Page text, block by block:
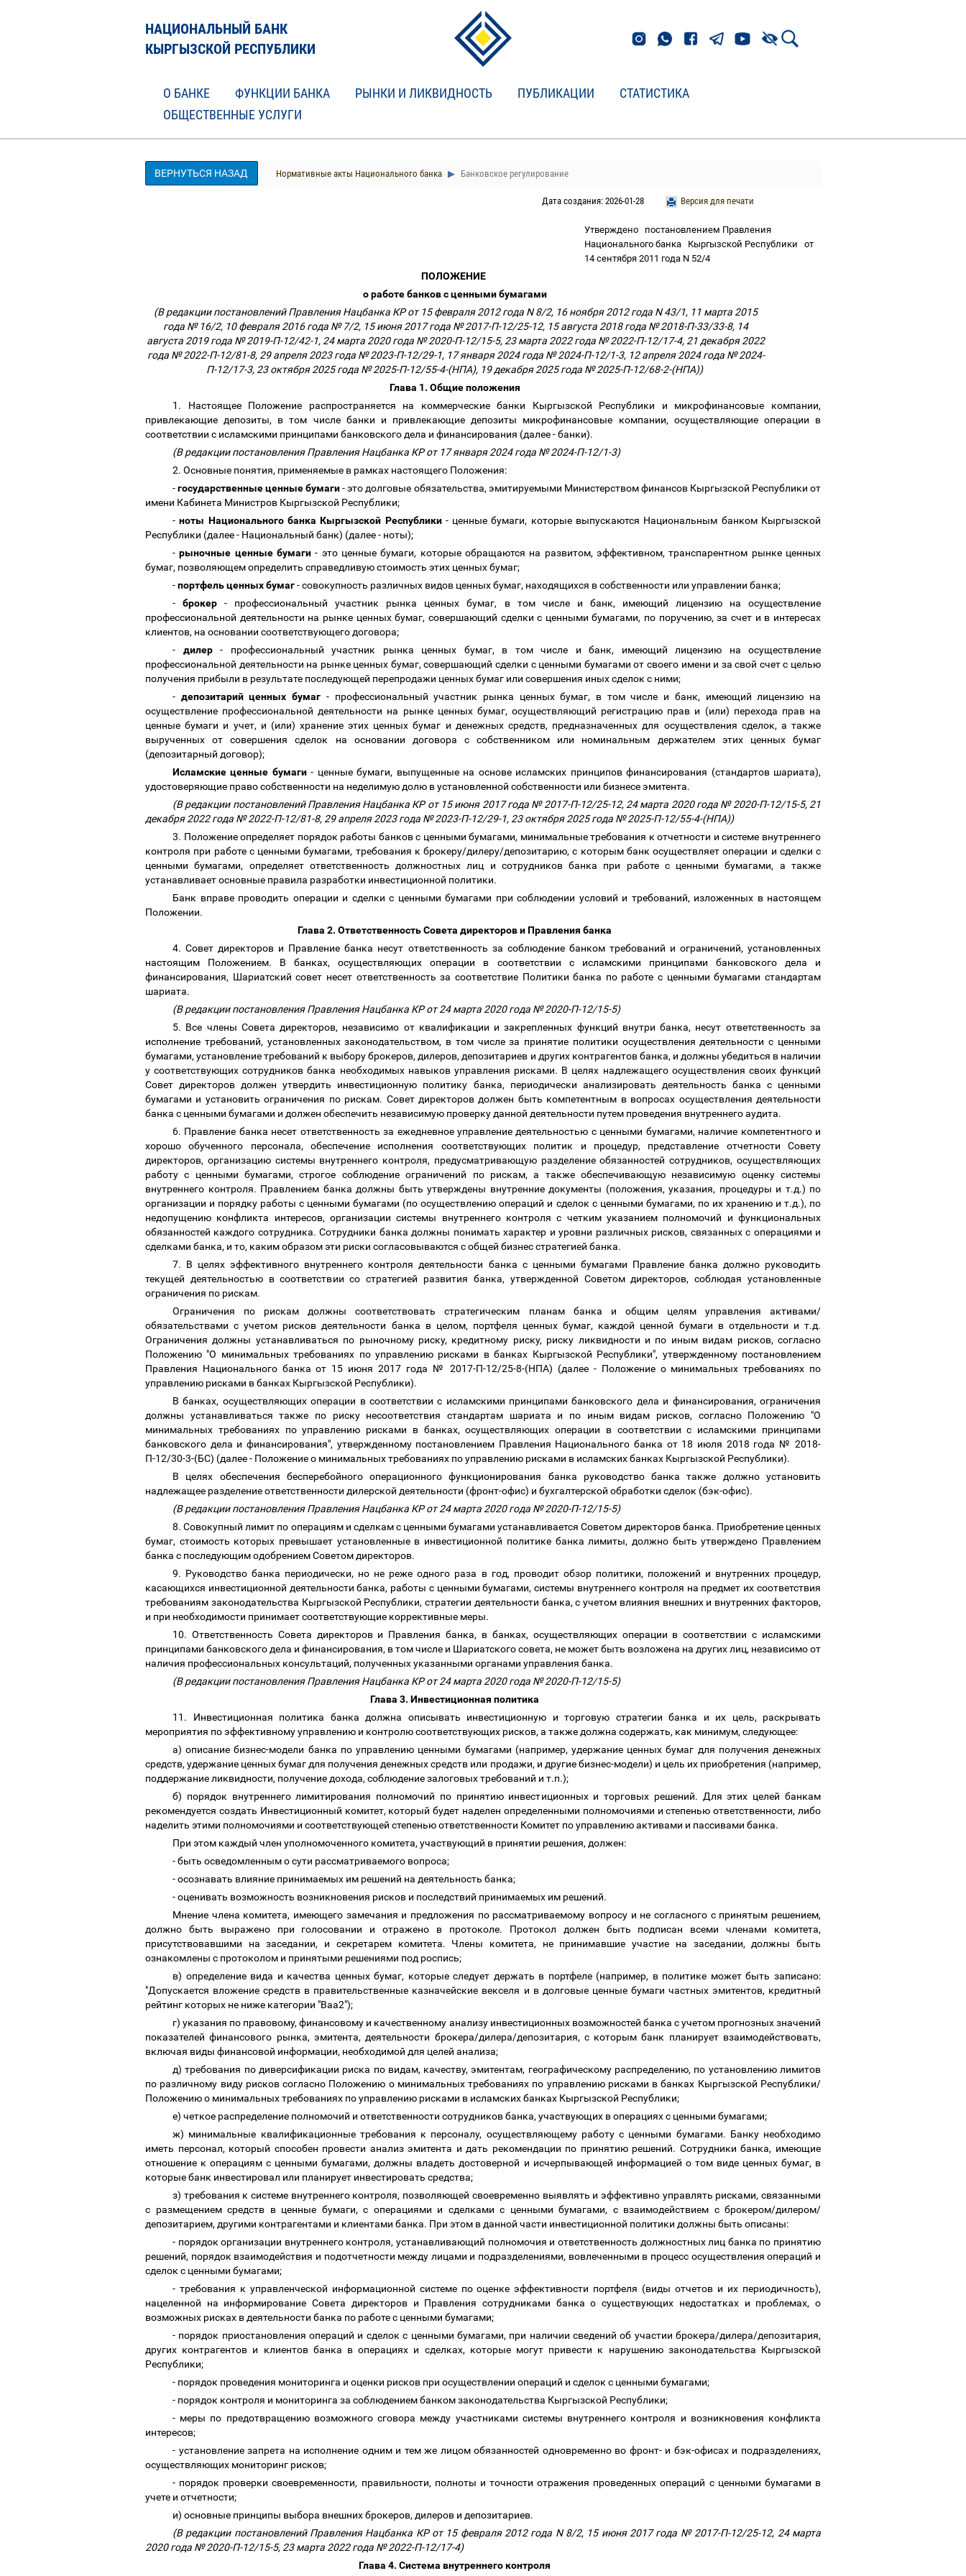
НАЦИОНАЛЬНЫЙ БАНК
КЫРГЫЗСКОЙ РЕСПУБЛИКИ
О БАНКЕ ФУНКЦИИ БАНКА РЫНКИ И ЛИКВИДНОСТЬ ПУБЛИКАЦИИ
СТАТИСТИКА
ОБЩЕСТВЕННЫЕ УСЛУГИ
ВЕРНУТЬСЯ НАЗАД Нормативные акты Национального банка Банковское регулирование
Версия для печати
Дата создания: 2026-01-28
Утверждено
постановлением Правления
Национального банка
Кыргызской Республики
от
14 сентября 2011 года N 52/4
ПОЛОЖЕНИЕ
о работе банков с ценными бумагами
(В редакции постановлений Правления Нацбанка КР от 15 февраля 2012 года N 8/2, 16 ноября 2012 года N 43/1, 11 марта 2015
года № 16/2, 10 февраля 2016 года № 7/2, 15 июня 2017 года № 2017-П-12/25-12, 15 августа 2018 года № 2018-П-33/33-8, 14
августа 2019 года № 2019-П-12/42-1, 24 марта 2020 года № 2020-П-12/15-5, 23 марта 2022 года № 2022-П-12/17-4, 21 декабря 2022
года № 2022-П-12/81-8, 29 апреля 2023 года № 2023-П-12/29-1, 17 января 2024 года № 2024-П-12/1-3, 12 апреля 2024 года № 2024-
П-12/17-3, 23 октября 2025 года № 2025-П-12/55-4-(НПА), 19 декабря 2025 года № 2025-П-12/68-2-(НПА))
Глава 1. Общие положения
1. Настоящее Положение распространяется на коммерческие банки Кыргызской Республики и микрофинансовые компании,
привлекающие депозиты, в том числе банки и привлекающие депозиты микрофинансовые компании, осуществляющие операции в
соответствии с исламскими принципами банковского дела и финансирования (далее - банки).
(В редакции постановления Правления Нацбанка КР от 17 января 2024 года № 2024-П-12/1-3)
2. Основные понятия, применяемые в рамках настоящего Положения:
-государственные ценные бумаги- это долговые обязательства, эмитируемыми Министерством финансов Кыргызской Республики от
имени Кабинета Министров Кыргызской Республики;
-ноты Национального банка Кыргызской Республики- ценные бумаги, которые выпускаются Национальным банком Кыргызской
Республики (далее - Национальный банк) (далее - ноты);
-рыночные ценные бумаги - это ценные бумаги, которые обращаются на развитом, эффективном, транспарентном рынке ценных
бумаг, позволяющем определить справедливую стоимость этих ценных бумаг;
-портфель ценных бумаг- совокупность различных видов ценных бумаг, находящихся в собственности или управлении банка;
-брокер - профессиональный участник рынка ценных бумаг, в том числе и банк, имеющий лицензию на осуществление
профессиональной деятельности на рынке ценных бумаг, совершающий сделки с ценными бумагами, по поручению, за счет и в интересах
клиентов, на основании соответствующего договора;
- дилер- профессиональный участник рынка ценных бумаг, в том числе и банк, имеющий лицензию на осуществление
профессиональной деятельности на рынке ценных бумаг, совершающий сделки с ценными бумагами от своего имени и за свой счет с целью
получения прибыли в результате последующей перепродажи ценных бумаг или совершения иных сделок с ними;
- депозитарий ценных бумаг - профессиональный участник рынка ценных бумаг, в том числе и банк, имеющий лицензию на
осуществление профессиональной деятельности на рынке ценных бумаг, осуществляющий регистрацию прав и (или) перехода прав на
ценные бумаги и учет, и (или) хранение этих ценных бумаг и денежных средств, предназначенных для осуществления сделок, а также
вырученных от совершения сделок на основании договора с собственником или номинальным держателем этих ценных бумаг
(депозитарный договор);
Исламские ценные бумаги- ценные бумаги, выпущенные на основе исламских принципов финансирования (стандартов шариата),
удостоверяющие право собственности на неделимую долю в установленной собственности или бизнесе эмитента.
(В редакции постановлений Правления Нацбанка КР от 15 июня 2017 года № 2017-П-12/25-12, 24 марта 2020 года № 2020-П-12/15-5, 21
декабря 2022 года № 2022-П-12/81-8, 29 апреля 2023 года № 2023-П-12/29-1, 23 октября 2025 года № 2025-П-12/55-4-(НПА))
3. Положение определяет порядок работы банков с ценными бумагами, минимальные требования к отчетности и системе внутреннего
контроля при работе с ценными бумагами, требования к брокеру/дилеру/депозитарию, с которым банк осуществляет операции и сделки с
ценными бумагами, определяет ответственность должностных лиц и сотрудников банка при работе с ценными бумагами, а также
устанавливает основные правила разработки инвестиционной политики.
Банк вправе проводить операции и сделки с ценными бумагами при соблюдении условий и требований, изложенных в настоящем
Положении.
Глава 2. Ответственность Совета директоров и Правления банка
4. Совет директоров и Правление банка несут ответственность за соблюдение банком требований и ограничений, установленных
настоящим Положением. В банках, осуществляющих операции в соответствии с исламскими принципами банковского дела и
финансирования, Шариатский совет несет ответственность за соответствие Политики банка по работе с ценными бумагами стандартам
шариата.
(В редакции постановления Правления Нацбанка КР от 24 марта 2020 года № 2020-П-12/15-5)
5. Все члены Совета директоров, независимо от квалификации и закрепленных функций внутри банка, несут ответственность за
исполнение требований, установленных законодательством, в том числе за принятие политики осуществления деятельности с ценными
бумагами, установление требований к выбору брокеров, дилеров, депозитариев и других контрагентов банка, и должны убедиться в наличии
у соответствующих сотрудников банка необходимых навыков управления рисками. В целях надлежащего осуществления своих функций
Совет директоров должен утвердить инвестиционную политику банка, периодически анализировать деятельность банка с ценными
бумагами и установить ограничения по рискам. Совет директоров должен быть компетентным в вопросах осуществления деятельности
банка с ценными бумагами и должен обеспечить независимую проверку данной деятельности путем проведения внутреннего аудита.
6. Правление банка несет ответственность за ежедневное управление деятельностью с ценными бумагами, наличие компетентного и
хорошо обученного персонала, обеспечение исполнения соответствующих политик и процедур, представление отчетности Совету
директоров, организацию системы внутреннего контроля, предусматривающую разделение обязанностей сотрудников, осуществляющих
работу с ценными бумагами, строгое соблюдение ограничений по рискам, а также обеспечивающую независимую оценку системы
внутреннего контроля. Правлением банка должны быть утверждены внутренние документы (положения, указания, процедуры и т.д.) по
организации и порядку работы с ценными бумагами (по осуществлению операций и сделок с ценными бумагами, по их хранению и т.д.), по
недопущению конфликта интересов, организации системы внутреннего контроля с четким указанием полномочий и функциональных
обязанностей каждого сотрудника. Сотрудники банка должны понимать характер и уровни различных рисков, связанных с операциями и
сделками банка, и то, каким образом эти риски согласовываются с общей бизнес стратегией банка.
7. В целях эффективного внутреннего контроля деятельности банка с ценными бумагами Правление банка должно руководить
текущей деятельностью в соответствии со стратегией развития банка, утвержденной Советом директоров, соблюдая установленные
ограничения по рискам.
Ограничения по рискам должны соответствовать стратегическим планам банка и общим целям управления активами/
обязательствами с учетом рисков деятельности банка в целом, портфеля ценных бумаг, каждой ценной бумаги в отдельности и т.д.
Ограничения должны устанавливаться по рыночному риску, кредитному риску, риску ликвидности и по иным видам рисков, согласно
Положению "О минимальных требованиях по управлению рисками в банках Кыргызской Республики", утвержденному постановлением
Правления Национального банка от 15 июня 2017 года № 2017-П-12/25-8-(НПА) (далее - Положение о минимальных требованиях по
управлению рисками в банках Кыргызской Республики).
В банках, осуществляющих операции в соответствии с исламскими принципами банковского дела и финансирования, ограничения
должны устанавливаться также по риску несоответствия стандартам шариата и по иным видам рисков, согласно Положению "О
минимальных требованиях по управлению рисками в банках, осуществляющих операции в соответствии с исламскими принципами
банковского дела и финансирования", утвержденному постановлением Правления Национального банка от 18 июля 2018 года № 2018-
П-12/30-3-(БС) (далее - Положение о минимальных требованиях по управлению рисками в исламских банках Кыргызской Республики).
В целях обеспечения бесперебойного операционного функционирования банка руководство банка также должно установить
надлежащее разделение ответственности дилерской деятельности (фронт-офис) и бухгалтерской обработки сделок (бэк-офис).
(В редакции постановления Правления Нацбанка КР от 24 марта 2020 года № 2020-П-12/15-5)
8. Совокупный лимит по операциям и сделкам с ценными бумагами устанавливается Советом директоров банка. Приобретение ценных
бумаг, стоимость которых превышает установленные в инвестиционной политике банка лимиты, должно быть утверждено Правлением
банка с последующим одобрением Советом директоров.
9. Руководство банка периодически, но не реже одного раза в год, проводит обзор политики, положений и внутренних процедур,
касающихся инвестиционной деятельности банка, работы с ценными бумагами, системы внутреннего контроля на предмет их соответствия
требованиям законодательства Кыргызской Республики, стратегии деятельности банка, с учетом влияния внешних и внутренних факторов,
и при необходимости принимает соответствующие коррективные меры.
10. Ответственность Совета директоров и Правления банка, в банках, осуществляющих операции в соответствии с исламскими
принципами банковского дела и финансирования, в том числе и Шариатского совета, не может быть возложена на других лиц, независимо от
наличия профессиональных консультаций, полученных указанными органами управления банка.
(В редакции постановления Правления Нацбанка КР от 24 марта 2020 года № 2020-П-12/15-5)
Глава 3. Инвестиционная политика
11. Инвестиционная политика банка должна описывать инвестиционную и торговую стратегии банка и их цель, раскрывать
мероприятия по эффективному управлению и контролю соответствующих рисков, а также должна содержать, как минимум, следующее:
а) описание бизнес-модели банка по управлению ценными бумагами (например, удержание ценных бумаг для получения денежных
средств, удержание ценных бумаг для получения денежных средств или продажи, и другие бизнес-модели) и цель их приобретения (например,
поддержание ликвидности, получение дохода, соблюдение залоговых требований и т.п.);
б) порядок внутреннего лимитирования полномочий по принятию инвестиционных и торговых решений. Для этих целей банкам
рекомендуется создать Инвестиционный комитет, который будет наделен определенными полномочиями и степенью ответственности, либо
наделить этими полномочиями и соответствующей степенью ответственности Комитет по управлению активами и пассивами банка.
При этом каждый член уполномоченного комитета, участвующий в принятии решения, должен:
- быть осведомленным о сути рассматриваемого вопроса;
- осознавать влияние принимаемых им решений на деятельность банка;
- оценивать возможность возникновения рисков и последствий принимаемых им решений.
Мнение члена комитета, имеющего замечания и предложения по рассматриваемому вопросу и не согласного с принятым решением,
должно быть выражено при голосовании и отражено в протоколе. Протокол должен быть подписан всеми членами комитета,
присутствовавшими на заседании, и секретарем комитета. Члены комитета, не принимавшие участие на заседании, должны быть
ознакомлены с протоколом и принятыми решениями под роспись;
в) определение вида и качества ценных бумаг, которые следует держать в портфеле (например, в политике может быть записано:
"Допускается вложение средств в правительственные казначейские векселя и в долговые ценные бумаги частных эмитентов, кредитный
рейтинг которых не ниже категории "Ваа2");
г) указания по правовому, финансовому и качественному анализу инвестиционных возможностей банка с учетом прогнозных значений
показателей финансового рынка, эмитента, деятельности брокера/дилера/депозитария, с которым банк планирует взаимодействовать,
включая виды финансовой информации, необходимой для целей анализа;
д) требования по диверсификации риска по видам, качеству, эмитентам, географическому распределению, по установлению лимитов
по различному виду рисков согласно Положению о минимальных требованиях по управлению рисками в банках Кыргызской Республики/
Положению о минимальных требованиях по управлению рисками в исламских банках Кыргызской Республики;
е) четкое распределение полномочий и ответственности сотрудников банка, участвующих в операциях с ценными бумагами;
ж) минимальные квалификационные требования к персоналу, осуществляющему работу с ценными бумагами. Банку необходимо
иметь персонал, который способен провести анализ эмитента и дать рекомендации по принятию решений. Сотрудники банка, имеющие
отношение к операциям с ценными бумагами, должны владеть достоверной и исчерпывающей информацией о том виде ценных бумаг, в
которые банк инвестировал или планирует инвестировать средства;
з) требования к системе внутреннего контроля, позволяющей своевременно выявлять и эффективно управлять рисками, связанными
с размещением средств в ценные бумаги, с операциями и сделками с ценными бумагами, с взаимодействием с брокером/дилером/
депозитарием, другими контрагентами и клиентами банка. При этом в данной части инвестиционной политики должны быть описаны:
- порядок организации внутреннего контроля, устанавливающий полномочия и ответственность должностных лиц банка по принятию
решений, порядок взаимодействия и подотчетности между лицами и подразделениями, вовлеченными в процесс осуществления операций и
сделок с ценными бумагами;
- требования к управленческой информационной системе по оценке эффективности портфеля (виды отчетов и их периодичность),
нацеленной на информирование Совета директоров и Правления сотрудниками банка о существующих недостатках и проблемах, о
возможных рисках в деятельности банка по работе с ценными бумагами;
- порядок приостановления операций и сделок с ценными бумагами, при наличии сведений об участии брокера/дилера/депозитария,
других контрагентов и клиентов банка в операциях и сделках, которые могут привести к нарушению законодательства Кыргызской
Республики;
- порядок проведения мониторинга и оценки рисков при осуществлении операций и сделок с ценными бумагами;
- порядок контроля и мониторинга за соблюдением банком законодательства Кыргызской Республики;
- меры по предотвращению возможного сговора между участниками системы внутреннего контроля и возникновения конфликта
интересов;
- установление запрета на исполнение одним и тем же лицом обязанностей одновременно во фронт- и бэк-офисах и подразделениях,
осуществляющих мониторинг рисков;
- порядок проверки своевременности, правильности, полноты и точности отражения проведенных операций с ценными бумагами в
учете и отчетности;
и) основные принципы выбора внешних брокеров, дилеров и депозитариев.
(В редакции постановлений Правления Нацбанка КР от 15 февраля 2012 года N 8/2, 15 июня 2017 года № 2017-П-12/25-12, 24 марта
2020 года № 2020-П-12/15-5, 23 марта 2022 года № 2022-П-12/17-4)
Глава 4. Система внутреннего контроля